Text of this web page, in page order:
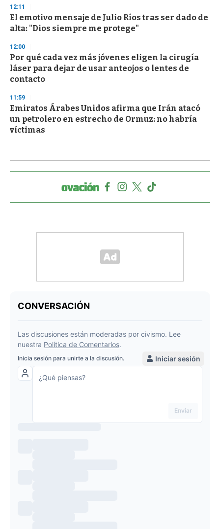
12:11
El emotivo mensaje de Julio Ríos tras ser dado de
alta: "Dios siempre me protege"
12:00
Por qué cada vez más jóvenes eligen la cirugía
láser para dejar de usar anteojos o lentes de
contacto
11:59
Emiratos Árabes Unidos afirma que Irán atacó
un petrolero en estrecho de Ormuz: no habría
víctimas